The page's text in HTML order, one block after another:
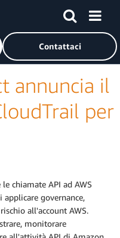
page di Amazon Web
Contattaci
annuncia il
per
chiamate API ad AWS
governance,
all'account AWS.
monitorare